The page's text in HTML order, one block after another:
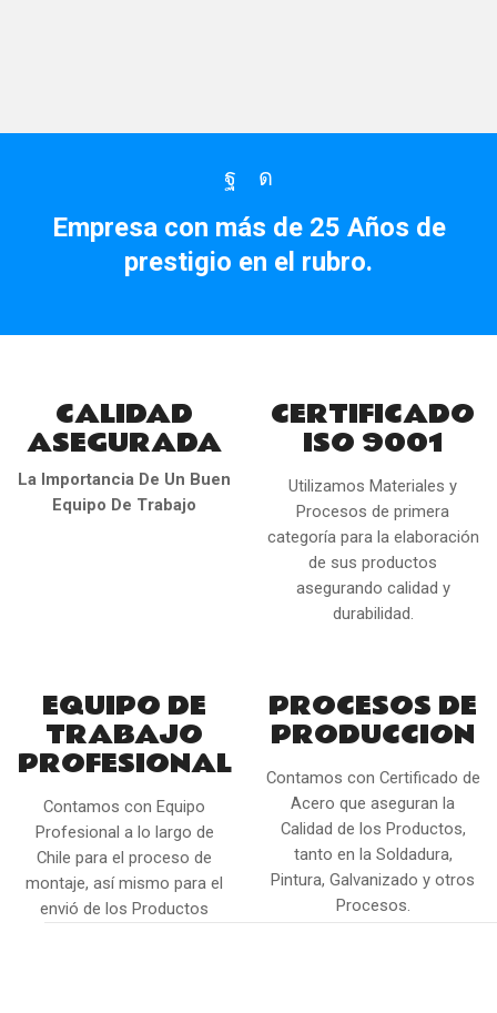
Facebook
Instagram
Empresa con más de 25 Años de
prestigio en el rubro.
CALIDAD
ASEGURADA
La Importancia De Un Buen
Equipo De Trabajo
CERTIFICADO
ISO 9001
Utilizamos Materiales y
Procesos de primera
categoría para la elaboración
de sus productos
asegurando calidad y
durabilidad.
EQUIPO DE
TRABAJO
PROFESIONAL
Contamos con Equipo
Profesional a lo largo de
Chile para el proceso de
montaje, así mismo para el
envió de los Productos
PROCESOS DE
PRODUCCION
Contamos con Certificado de
Acero que aseguran la
Calidad de los Productos,
tanto en la Soldadura,
Pintura, Galvanizado y otros
Procesos.